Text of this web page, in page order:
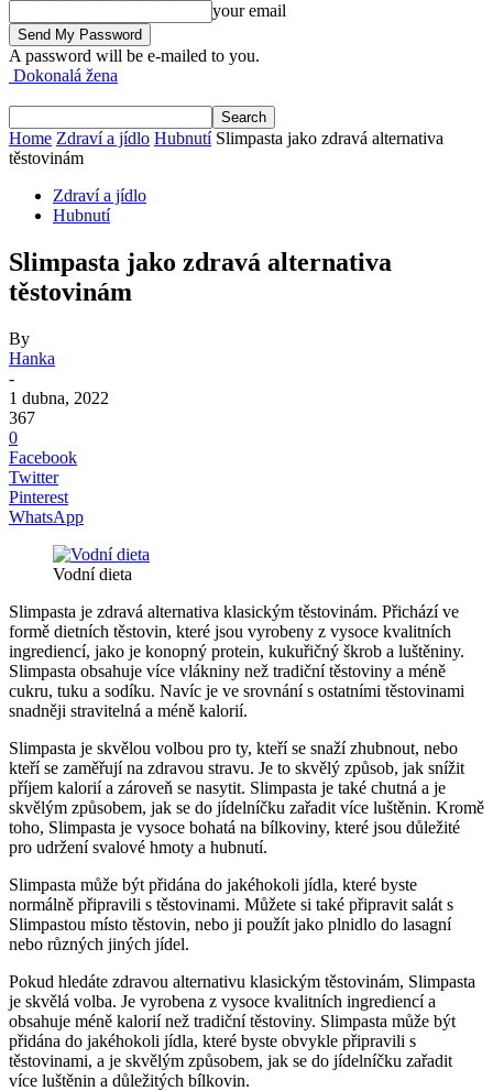
your email
A password will be e-mailed to you.
Dokonalá žena
Home Zdraví a jídlo Hubnutí Slimpasta jako zdravá alternativa
těstovinám
Zdraví a jídlo
Hubnutí
Slimpasta jako zdravá alternativa
těstovinám
By
Hanka
-
1 dubna, 2022
367
0
Facebook
Twitter
Pinterest
WhatsApp
Vodní dieta
Slimpasta je zdravá alternativa klasickým těstovinám. Přichází ve
formě dietních těstovin, které jsou vyrobeny z vysoce kvalitních
ingrediencí, jako je konopný protein, kukuřičný škrob a luštěniny.
Slimpasta obsahuje více vlákniny než tradiční těstoviny a méně
cukru, tuku a sodíku. Navíc je ve srovnání s ostatními těstovinami
snadněji stravitelná a méně kalorií.
Slimpasta je skvělou volbou pro ty, kteří se snaží zhubnout, nebo
kteří se zaměřují na zdravou stravu. Je to skvělý způsob, jak snížit
příjem kalorií a zároveň se nasytit. Slimpasta je také chutná a je
skvělým způsobem, jak se do jídelníčku zařadit více luštěnin. Kromě
toho, Slimpasta je vysoce bohatá na bílkoviny, které jsou důležité
pro udržení svalové hmoty a hubnutí.
Slimpasta může být přidána do jakéhokoli jídla, které byste
normálně připravili s těstovinami. Můžete si také připravit salát s
Slimpastou místo těstovin, nebo ji použít jako plnidlo do lasagní
nebo různých jiných jídel.
Pokud hledáte zdravou alternativu klasickým těstovinám, Slimpasta
je skvělá volba. Je vyrobena z vysoce kvalitních ingrediencí a
obsahuje méně kalorií než tradiční těstoviny. Slimpasta může být
přidána do jakéhokoli jídla, které byste obvykle připravili s
těstovinami, a je skvělým způsobem, jak se do jídelníčku zařadit
více luštěnin a důležitých bílkovin.